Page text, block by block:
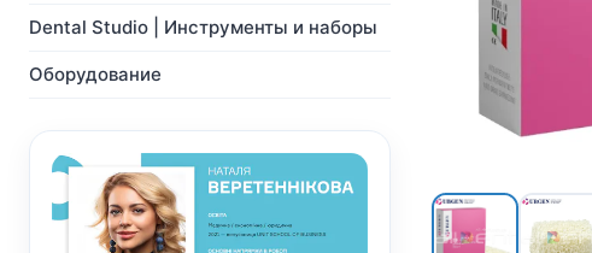
Показать все
Dental Studio | Инструменты и наборы
Оборудование